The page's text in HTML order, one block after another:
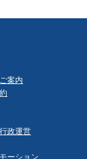
案内
政運営
ーション